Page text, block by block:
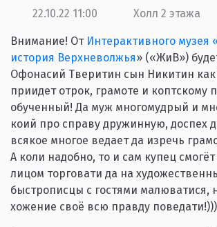
22.10.22 11:00 Холл 2 этажа
Внимание! От Интерактивного музея
история Верхневолжья» («ЖиВ»)
Офонасий Тверитин сын Никитин
приидет отрок, грамоте и коптскому
обученный! Да муж многомудрый и
коий про справу дружинную, доспех
всякое многое ведает да изречь
А коли надобно, то и сам купец
лицом торговати да на
быстрописцы с гостями малюватися,
хожение своё всю правду поведати!)))